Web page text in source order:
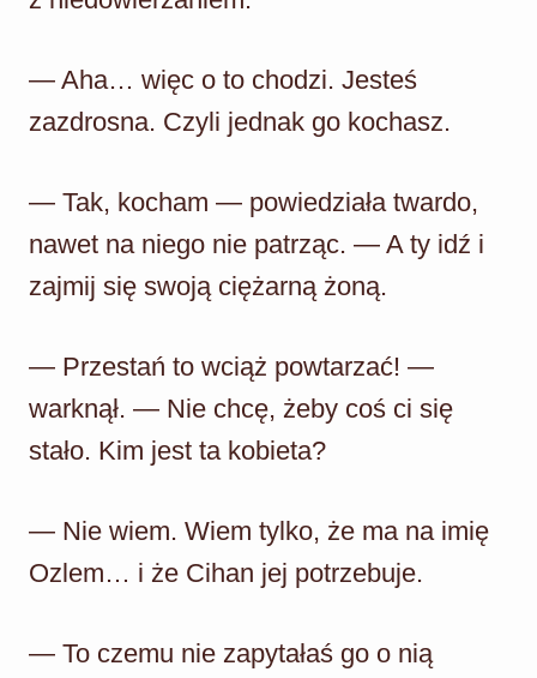
— Aha… więc o to chodzi. Jesteś
zazdrosna. Czyli jednak go kochasz.
— Tak, kocham — powiedziała twardo,
nawet na niego nie patrząc. — A ty idź i
zajmij się swoją ciężarną żoną.
— Przestań to wciąż powtarzać! —
warknął. — Nie chcę, żeby coś ci się
stało. Kim jest ta kobieta?
— Nie wiem. Wiem tylko, że ma na imię
Ozlem… i że Cihan jej potrzebuje.
— To czemu nie zapytałaś go o nią